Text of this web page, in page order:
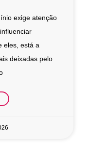
exige atenção
eles, está a
deixadas pelo